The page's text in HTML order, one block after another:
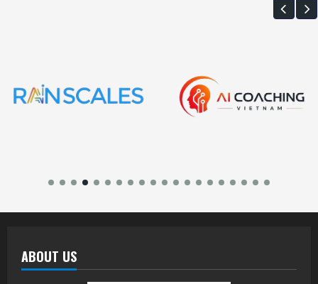
ABOUT US